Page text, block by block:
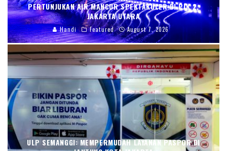
PERTUNJUKAN AIR MANCUR SPEKTAKULER DI PIK 2,
JAKARTA UTARA
Handi Featured August 7, 2026
ULP SEMANGGI: MEMPERMUDAH LAYANAN PASPOR DI